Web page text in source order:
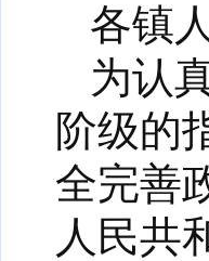
各镇
为认
阶级的
全完善
人民共